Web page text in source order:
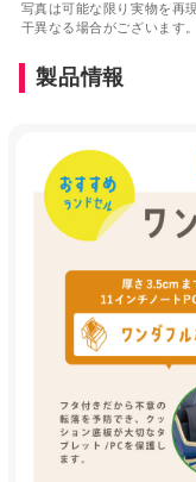
写真は可能な限り実物を再
干異なる場合がございます。
製品情報